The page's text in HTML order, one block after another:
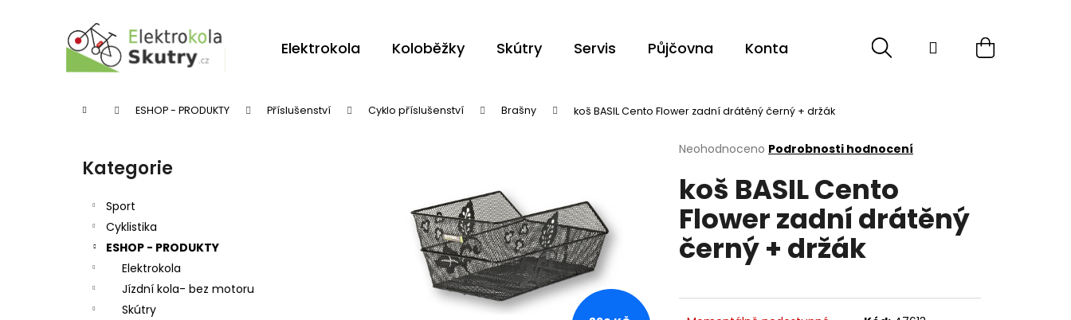
Elektrokola Koloběžky Skútry Servis Půjčovna Kontakt Sport Cyklistika
HledatPřihlášeníNákupní
Domů ESHOP - PRODUKTY Příslušenství Cyklo příslušenství Brašny koš BASIL Cento Flower zadní drátěný černý + držák
Přeskočit
kategorie
Kategorie
Sport
Cyklistika
ESHOP - PRODUKTY
Elektrokola
Jízdní kola- bez motoru
Skútry
Průměrné
produktu
je
0,0
5
hvězdiček.
Neohodnoceno Podrobnosti hodnocení
koš BASIL Cento
Flower zadní drátěný
černý + držák
Zpět
Zpět
Doporučujeme